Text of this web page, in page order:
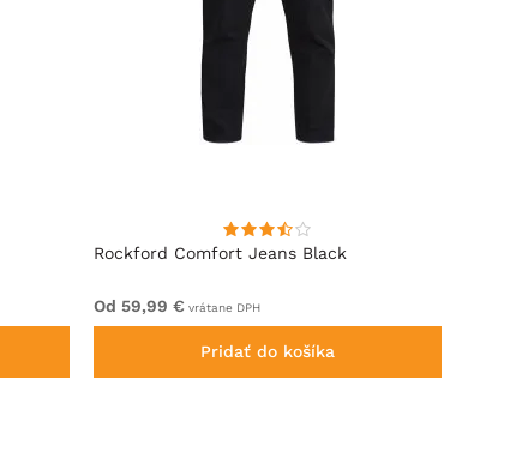
Rockford Comfort Jeans Black
Od 59,99 € vrátane DPH
Pridať do košíka